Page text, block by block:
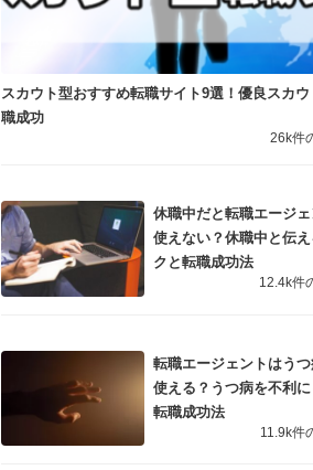
スカウト型おすすめ転職サイト9選！優良スカ
職成功
26k件
休職中だと転職エージ
使えない？休職中と伝
クと転職成功法
12.4k件
転職エージェントはう
使える？うつ病を不利
転職成功法
11.9k件